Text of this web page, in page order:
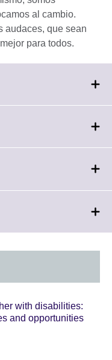
al cambio.
audaces, que sean
para todos.
with disabilities:
and opportunities